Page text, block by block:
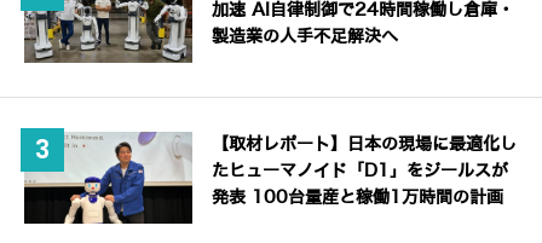
加速 AI自律制御で24時間稼働し倉庫・
製造業の人手不足解決へ
【取材レポート】日本の現場に最適化し
たヒューマノイド「D1」をジールスが
発表 100台量産と稼働1万時間の計画